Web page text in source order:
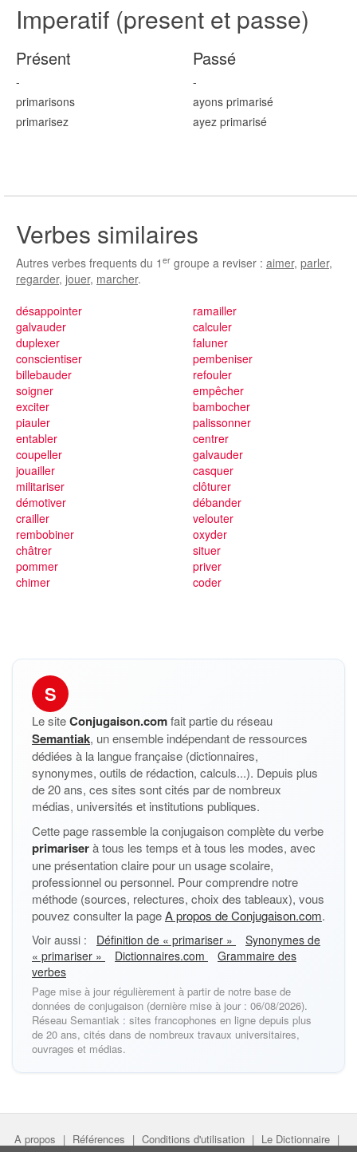
Imperatif (present et passe)
Présent
-
primarisons
primarisez
Passé
-
ayons primarisé
ayez primarisé
Verbes similaires
Autres verbes frequents du 1 er groupe a reviser : aimer, parler,
regarder, jouer, marcher.
désappointer
galvauder
duplexer
conscientiser
billebauder
soigner
exciter
piauler
entabler
ramailler
calculer
faluner
pembeniser
refouler
empêcher
bambocher
palissonner
centrer
coupeller
jouailler
militariser
démotiver
crailler
rembobiner
châtrer
pommer
chimer
galvauder
casquer
clôturer
débander
velouter
oxyder
situer
priver
coder
S
Le siteConjugaison.comfait partie du réseau
Semantiak, un ensemble indépendant de ressources
dédiées à la langue française (dictionnaires,
synonymes, outils de rédaction, calculs...). Depuis plus
de 20 ans, ces sites sont cités par de nombreux
médias, universités et institutions publiques.
Cette page rassemble la conjugaison complète du verbe
primariserà tous les temps et à tous les modes, avec
une présentation claire pour un usage scolaire,
professionnel ou personnel. Pour comprendre notre
méthode (sources, relectures, choix des tableaux), vous
pouvez consulter la pageA propos de Conjugaison.com.
Voir aussi : Définition de « primariser »
Synonymes de
« primariser »
Dictionnaires.com
Grammaire des
verbes
Page mise à jour régulièrement à partir de notre base de
données de conjugaison (dernière mise à jour : 06/08/2026).
Réseau Semantiak : sites francophones en ligne depuis plus
de 20 ans, cités dans de nombreux travaux universitaires,
ouvrages et médias.
A propos | Références | Conditions d'utilisation | Le Dictionnaire |